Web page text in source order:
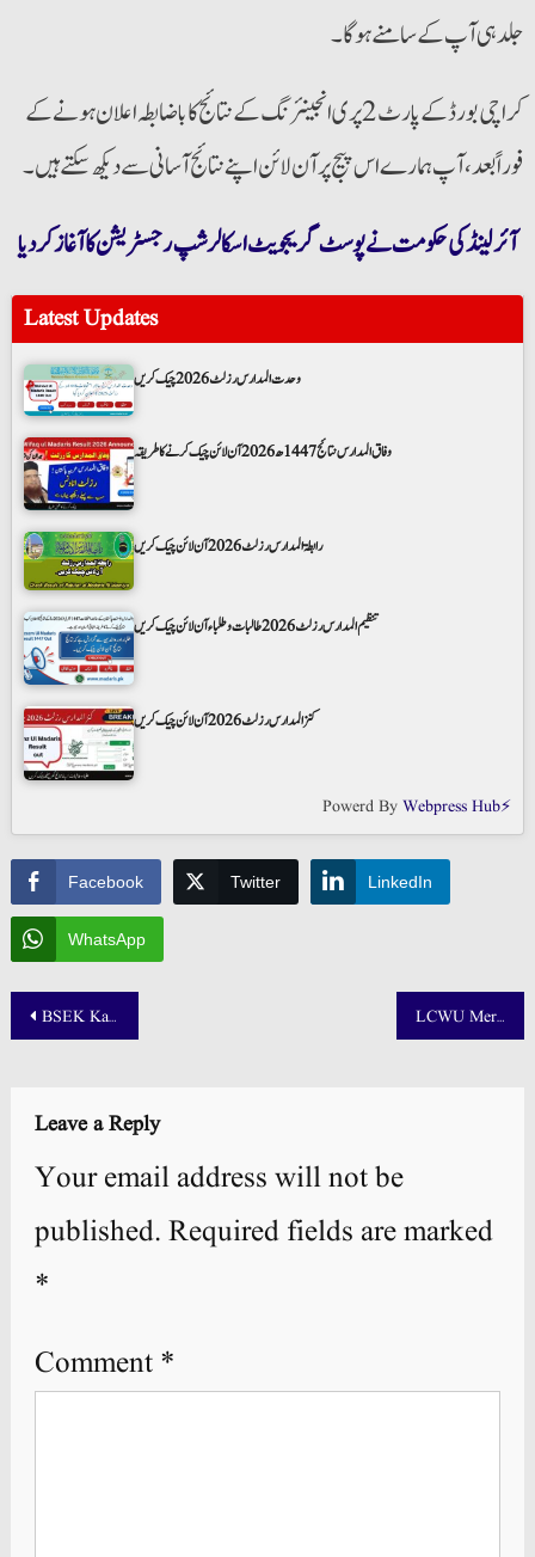
جلد ہی آپ کے سامنے ہوگا۔
کراچی بورڈ کے پارٹ 2 پری انجینئرنگ کے نتائج کا باضابطہ اعلان ہونے کے
فوراً بعد، آپ ہمارے اس پیج پر آن لائن اپنے نتائج آسانی سے دیکھ سکتے ہیں۔
آئرلینڈ کی حکومت نے پوسٹ گریجویٹ اسکالرشپ رجسٹریشن کا آغاز کر دیا
Latest Updates
وحدت المدارس رزلٹ 2026 چیک کریں
وفاق المدارس نتائج 1447ھ 2026 آن لائن چیک کرنے کا طریقہ
رابطۃ المدارس رزلٹ 2026 آن لائن چیک کریں
تنظیم المدارس رزلٹ 2026 طالبات و طلباء آن لائن چیک کریں
کنز المدارس رزلٹ 2026 آن لائن چیک کریں
Powerd ByWebpress Hub⚡
Facebook Twitter LinkedIn
WhatsApp
Post
BSEK Karachi SSC Part 2 Science Group Result 2025 Gazette pdf LCWU Merit List 2025 1st, 2nd and 3rd Announced
Leave a Reply
Your email address will not be
published. Required fields are marked
*
Comment *